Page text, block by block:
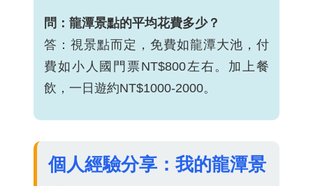
問：龍潭景點的平均花費多少？
答：視景點而定，免費如龍潭大池，付
費如小人國門票NT$800左右。加上餐
飲，一日遊約NT$1000-2000。
個人經驗分享：我的龍潭景